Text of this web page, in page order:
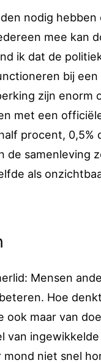
nodig
mee kan
ik dat de
bij
zijn
met een
procent,
de samenleving
als
Mensen
Hoe
maar van
niet snel